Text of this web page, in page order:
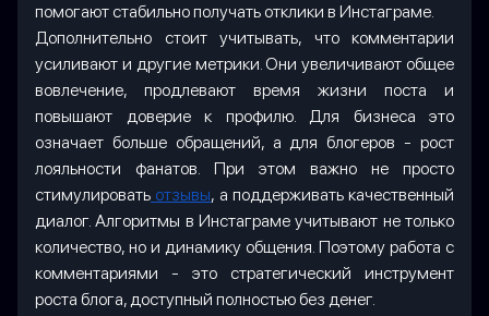
помогают стабильно получать отклики в Инстаграме.
Дополнительно стоит учитывать, что комментарии
усиливают и другие метрики. Они увеличивают общее
вовлечение, продлевают время жизни поста и
повышают доверие к профилю. Для бизнеса это
означает больше обращений, а для блогеров - рост
лояльности фанатов. При этом важно не просто
стимулировать отзывы, а поддерживать качественный
диалог. Алгоритмы в Инстаграме учитывают не только
количество, но и динамику общения. Поэтому работа с
комментариями - это стратегический инструмент
роста блога, доступный полностью без денег.